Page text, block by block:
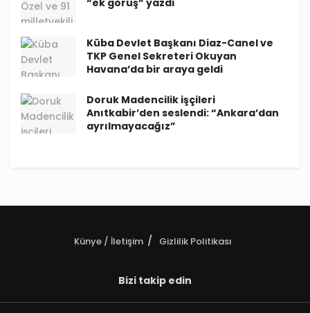
“ek görüş” yazdı
Küba Devlet Başkanı Diaz-Canel ve
TKP Genel Sekreteri Okuyan
Havana’da bir araya geldi
Doruk Madencilik işçileri
Anıtkabir’den seslendi: “Ankara’dan
ayrılmayacağız”
Künye / İletişim Gizlilik Politikası
Bizi takip edin